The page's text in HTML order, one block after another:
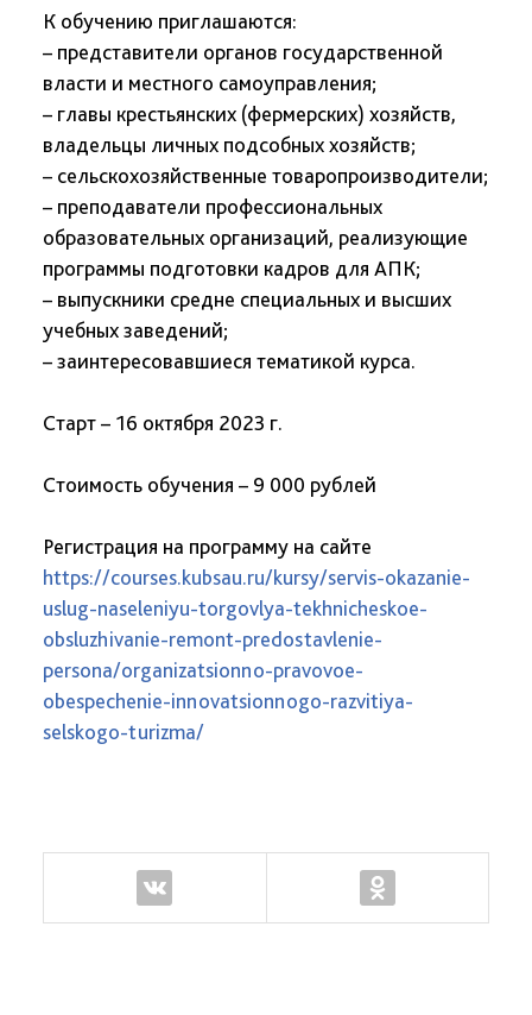
К обучению приглашаются:
– представители органов государственной
власти и местного самоуправления;
– главы крестьянских (фермерских) хозяйств,
владельцы личных подсобных хозяйств;
– сельскохозяйственные товаропроизводители;
– преподаватели профессиональных
образовательных организаций, реализующие
программы подготовки кадров для АПК;
– выпускники средне специальных и высших
учебных заведений;
– заинтересовавшиеся тематикой курса.
Старт – 16 октября 2023 г.
Стоимость обучения – 9 000 рублей
Регистрация на программу на сайте
https://courses.kubsau.ru/kursy/servis-okazanie-
uslug-naseleniyu-torgovlya-tekhnicheskoe-
obsluzhivanie-remont-predostavlenie-
persona/organizatsionno-pravovoe-
obespechenie-innovatsionnogo-razvitiya-
selskogo-turizma/